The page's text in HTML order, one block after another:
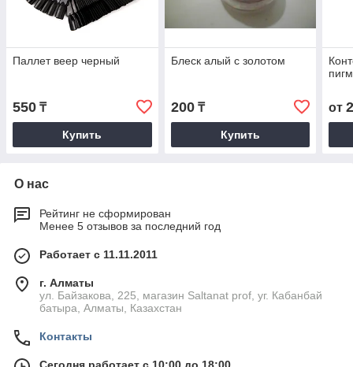
Паллет веер черный
550 ₸
Купить
Блеск алый с золотом
200₸
Купить
от
О нас
Рейтинг не сформирован
Менее 5 отзывов за последний год
Работает с 11.11.2011
г. Алматы
ул. Байзакова, 225, магазин Saltanat prof, уг. Кабанбай
батыра, Алматы, Казахстан
Контакты